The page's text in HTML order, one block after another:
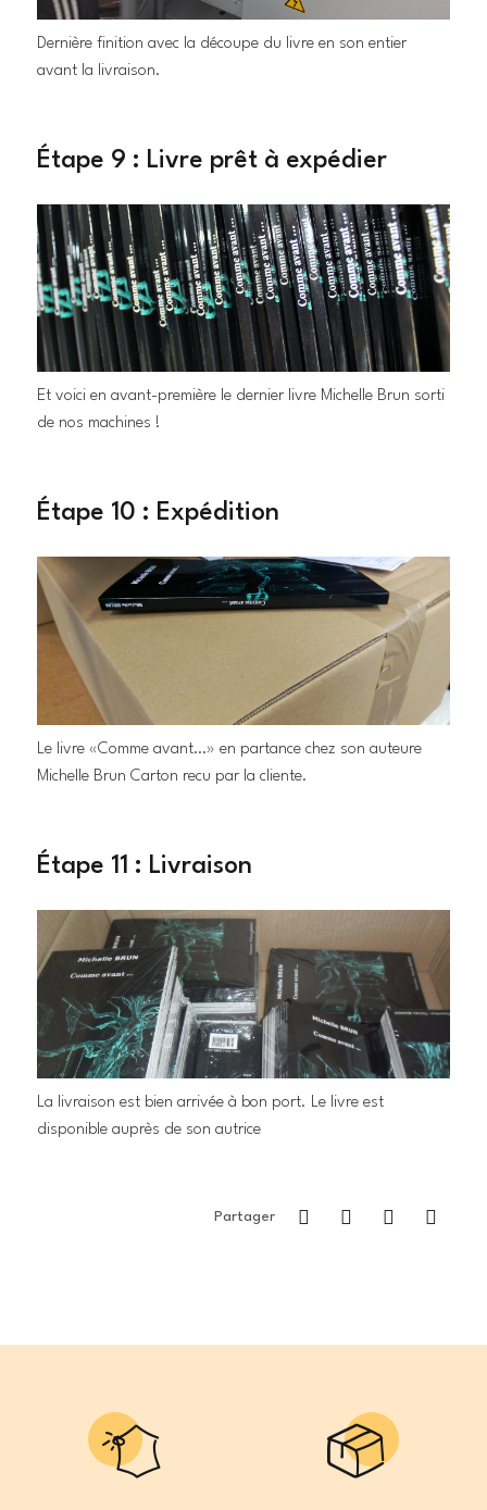
Dernière finition avec la découpe du livre en son entier
avant la livraison.
Étape 9 : Livre prêt à expédier
Et voici en avant-première le dernier livre Michelle Brun sorti
de nos machines !
Étape 10 : Expédition
Le livre «Comme avant…» en partance chez son auteure
Michelle Brun Carton recu par la cliente.
Étape 11 : Livraison
La livraison est bien arrivée à bon port. Le livre est
disponible auprès de son autrice
Partager